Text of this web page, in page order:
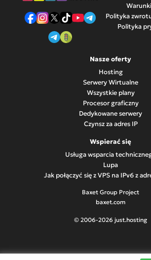
Polityka
Polityka
Nasze oferty
Hosting
Serwery Wirtualne
Wszystkie plany
Procesor graficzny
Dedykowane serwery
Czynsz za adres IP
Wspierać się
Usługa wsparcia
Lupa
Jak połączyć się z VPS na IPv6 z
Baxet Group Project
baxet.com
© 2006-2026 just.hosting